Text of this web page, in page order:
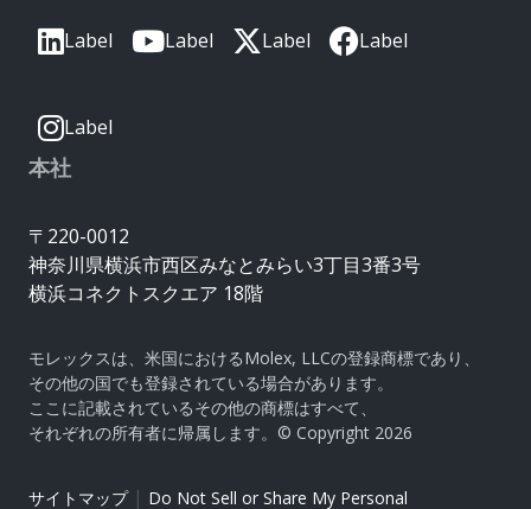
Label Label Label Label
Label
本社
〒220-0012
神奈川県横浜市西区みなとみらい3丁目3番3号
横浜コネクトスクエア 18階
モレックスは、米国におけるMolex, LLCの登録商標であり、
その他の国でも登録されている場合があります。
ここに記載されているその他の商標はすべて、
それぞれの所有者に帰属します。© Copyright 2026
サイトマップ| Do Not Sell or Share My Personal